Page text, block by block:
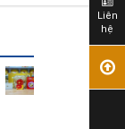
Liên
hệ